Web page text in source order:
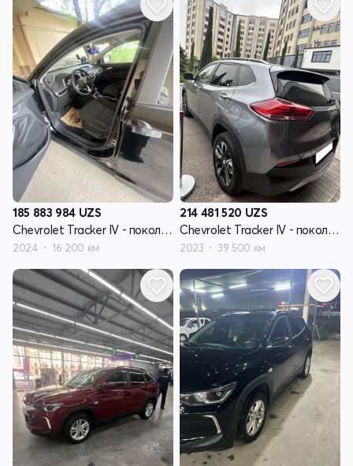
185 883 984 UZS
Chevrolet Tracker IV - поколение
2024 16 200 км
214 481 520 UZS
Chevrolet Tracker IV - поколение
2023 39 500 км